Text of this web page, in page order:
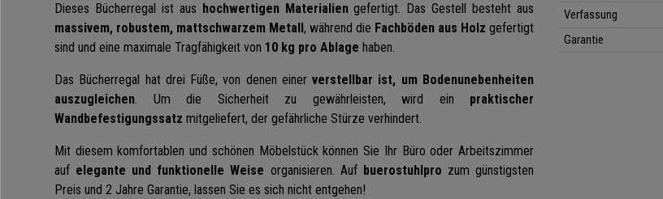
Dieses Bücherregal ist aus hochwertigen Materialiengefertigt. Das Gestell besteht aus
massivem, robustem, mattschwarzem Metall, während die Fachböden aus Holz gefertigt
sind und eine maximale Tragfähigkeit von 10 kg pro Ablage haben.
Das Bücherregal hat drei Füße, von denen einerverstellbar ist, um Bodenunebenheiten
auszugleichen. Um die Sicherheit zu gewährleisten, wird ein praktischer
Wandbefestigungssatz mitgeliefert, der gefährliche Stürze verhindert.
Mit diesem komfortablen und schönen Möbelstück können Sie Ihr Büro oder Arbeitszimmer
auf elegante und funktionelle Weise organisieren. Aufbuerostuhlpro zum günstigsten
Preis und 2 Jahre Garantie, lassen Sie es sich nicht entgehen!
Verfassung
Garantie